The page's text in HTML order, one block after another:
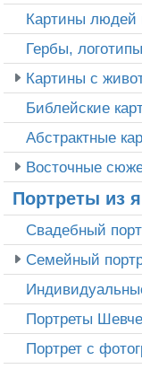
Картины людей
Гербы,
Картины с
Библейские
Абстрактные
Восточные
Портреты из
Свадебный
Семейный
Портрет c